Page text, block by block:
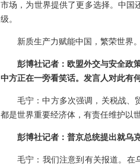
市场，为世界提供了更多选择。中国
级。
新质生产力赋能中国，繁荣世界
彭博社记者：欧盟外交与安全政
中方正在一旁看笑话。发言人对此有
毛宁：中方多次强调，关税战、
都是世界重要经济体，有责任维护以
彭博社记者：普京总统提出就乌
毛宁：我们注意到有关报道。在